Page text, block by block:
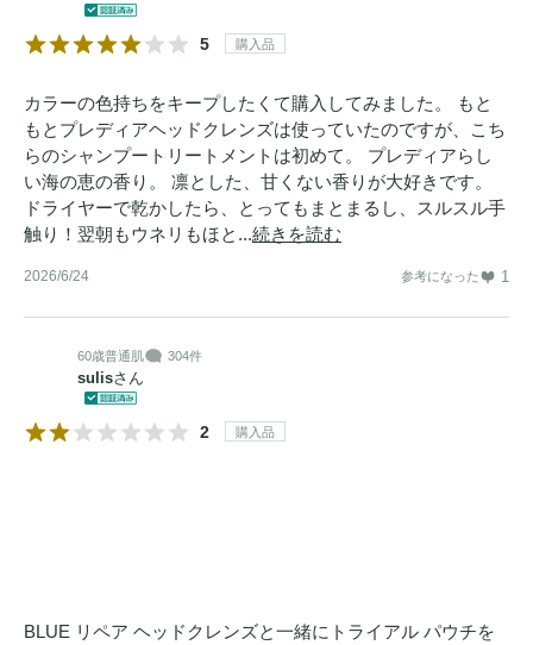
5 購入品
カラーの色持ちをキープしたくて購入してみました。 もと
もとプレディアヘッドクレンズは使っていたのですが、こち
らのシャンプートリートメントは初めて。 プレディアらし
い海の恵の香り。 凛とした、甘くない香りが大好きです。
ドライヤーで乾かしたら、とってもまとまるし、スルスル手
触り！翌朝もウネリもほと...続きを読む
2026/6/24 参考になった 1
60歳普通肌 304件
sulisさん
2 購入品
BLUE リペア ヘッドクレンズと一緒にトライアル パウチを